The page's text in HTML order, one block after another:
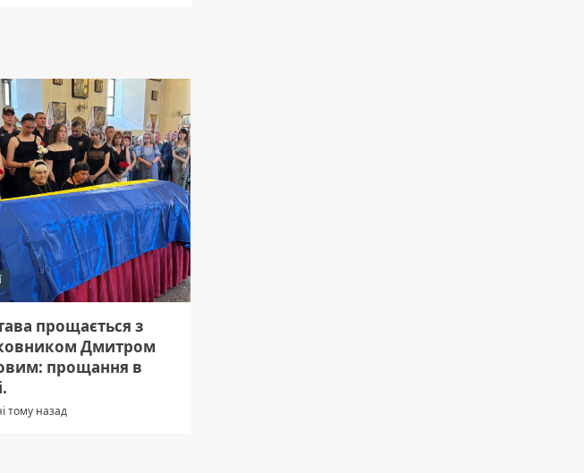
прощається з
Дмитром
прощання в
тому назад